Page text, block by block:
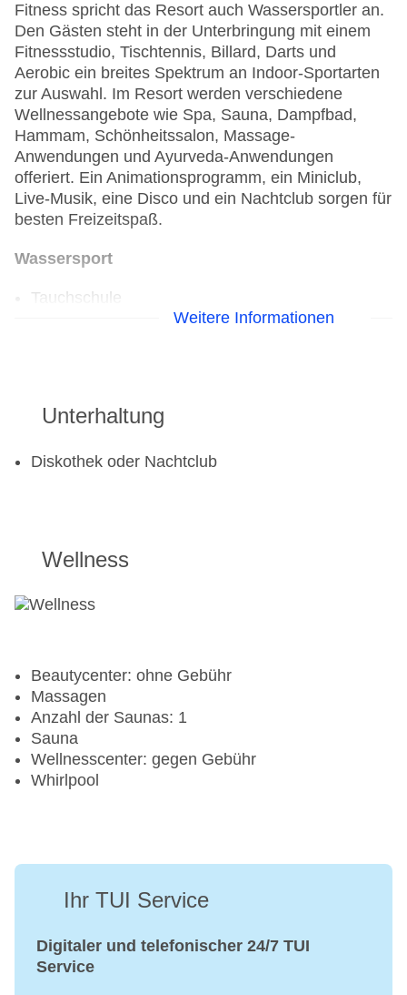
Fitness spricht das Resort auch Wassersportler an.
Den Gästen steht in der Unterbringung mit einem
Fitnessstudio, Tischtennis, Billard, Darts und
Aerobic ein breites Spektrum an Indoor-Sportarten
zur Auswahl. Im Resort werden verschiedene
Wellnessangebote wie Spa, Sauna, Dampfbad,
Hammam, Schönheitssalon, Massage-
Anwendungen und Ayurveda-Anwendungen
offeriert. Ein Animationsprogramm, ein Miniclub,
Live-Musik, eine Disco und ein Nachtclub sorgen für
besten Freizeitspaß.
Wassersport
Tauchschule
Aerobic
Fitnessraum
Weitere Informationen
Unterhaltung
Diskothek oder Nachtclub
Wellness
Beautycenter: ohne Gebühr
Massagen
Anzahl der Saunas: 1
Sauna
Wellnesscenter: gegen Gebühr
Whirlpool
Ihr TUI Service
Digitaler und telefonischer 24/7 TUI
Service